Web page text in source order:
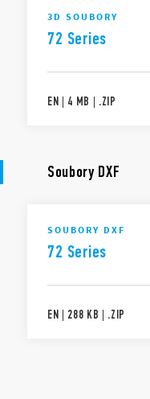
3D SOUBORY
72 Series
EN | 4 MB | .ZIP
Soubory DXF
SOUBORY DXF
72 Series
EN | 288 KB | .ZIP